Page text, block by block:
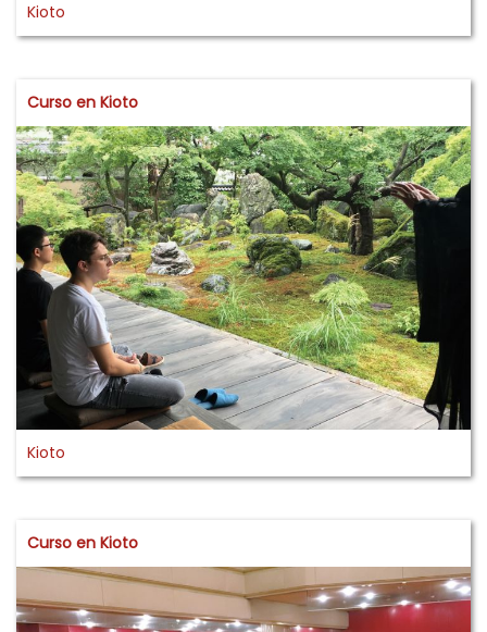
Kioto
Curso en Kioto
Kioto
Curso en Kioto